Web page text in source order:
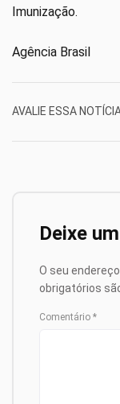
Imunização.
Agência Brasil
AVALIE ESSA
Deixe
O seu
obrigatórios
Comentário *